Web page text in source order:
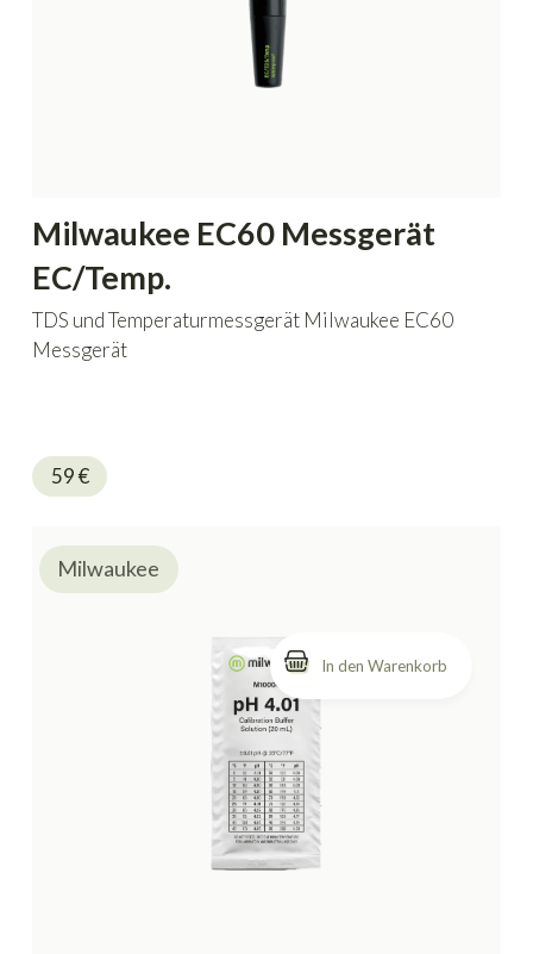
Milwaukee EC60 Messgerät
EC/Temp.
TDS und Temperaturmessgerät Milwaukee EC60
Messgerät
59€
Milwaukee